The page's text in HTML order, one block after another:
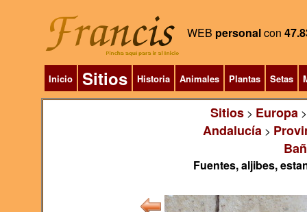
WEB personalcon
Inicio Sitios Historia Animales Plantas Setas
Sitios> Europa
Andalucía>
Fuentes, aljibes,